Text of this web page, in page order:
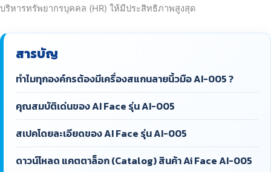
บริหารทรัพยากรบุคคล (HR) ให้มีประสิทธิภาพสูงสุด
สารบัญ
ทำไมทุกองค์กรต้องมีเครื่องสแกนลายนิ้วมือ AI-005 ?
คุณสมบัติเด่นของ AI Face รุ่น AI-005
สเปคโดยละเอียดของ AI Face รุ่น AI-005
ดาวน์โหลด แคตตาล็อก (Catalog) สินค้า Ai Face AI-005